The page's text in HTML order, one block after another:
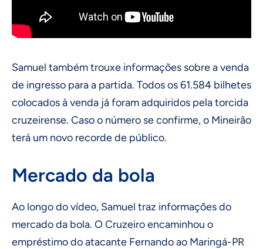
Samuel também trouxe informações sobre a venda
de ingresso para a partida. Todos os 61.584 bilhetes
colocados à venda já foram adquiridos pela torcida
cruzeirense. Caso o número se confirme, o Mineirão
terá um novo recorde de público.
Mercado da bola
Ao longo do vídeo, Samuel traz informações do
mercado da bola. O Cruzeiro encaminhou o
empréstimo do atacante Fernando ao Maringá-PR